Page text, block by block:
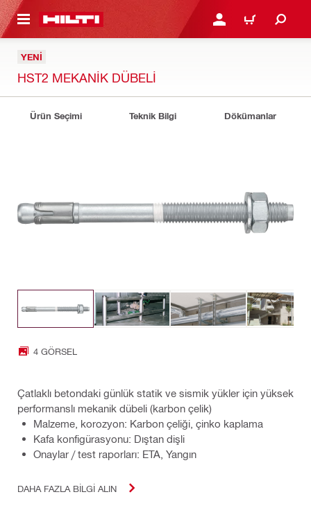
GEÇ GIRIŞ YAP YA DA KAYIT
SEPET
YENI
HST2 MEKANIK DÜBELI
Ürün Seçimi Teknik Bilgi Dökümanlar
4 GÖRSEL
Çatlaklı betondaki günlük statik ve sismik yükler için yüksek
performanslı mekanik dübeli (karbon çelik)
Malzeme, korozyon: Karbon çeliği, çinko kaplama
Kafa konfigürasyonu: Dıştan dişli
Onaylar / test raporları: ETA, Yangın
DAHA FAZLA BILGI ALIN